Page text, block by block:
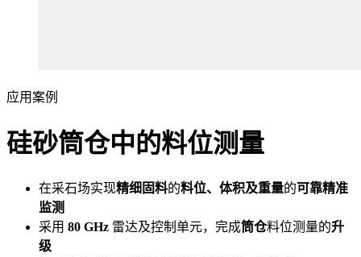
应用案例
硅砂筒仓中的料位测量
在采石场实现精细固料的料位、体积及重量的可靠精准
监测
采用 80 GHz 雷达及控制单元，完成筒仓料位测量的升
级